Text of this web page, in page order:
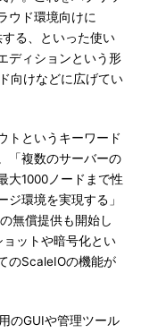
ウド環境向けに
る、といった使い
ディションという形
向けなどに広げてい
トというキーワード
「複数のサーバーの
大1000ノードまで性
環境を実現する」
無償提供も開始し
ットや暗号化とい
のScaleIOの機能が
のGUIや管理ツール